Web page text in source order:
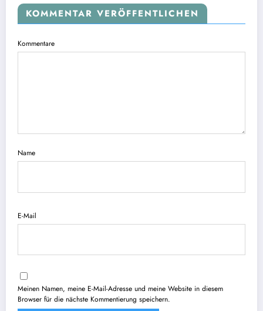
KOMMENTAR VERÖFFENTLICHEN
Kommentare
Name
E-Mail
Meinen Namen, meine E-Mail-Adresse und meine Website in diesem
Browser für die nächste Kommentierung speichern.